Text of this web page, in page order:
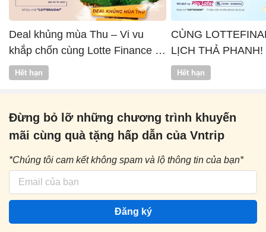
Deal khủng mùa Thu – Vi vu
khắp chốn cùng Lotte Finance x
Vntrip
Hết hạn
CÙNG
LỊCH THẢ PHANH!
Hết hạn
Đừng bỏ lỡ những chương trình khuyến
mãi cùng quà tặng hấp dẫn của Vntrip
*Chúng tôi cam kết không spam và lộ thông tin của bạn*
Đăng ký